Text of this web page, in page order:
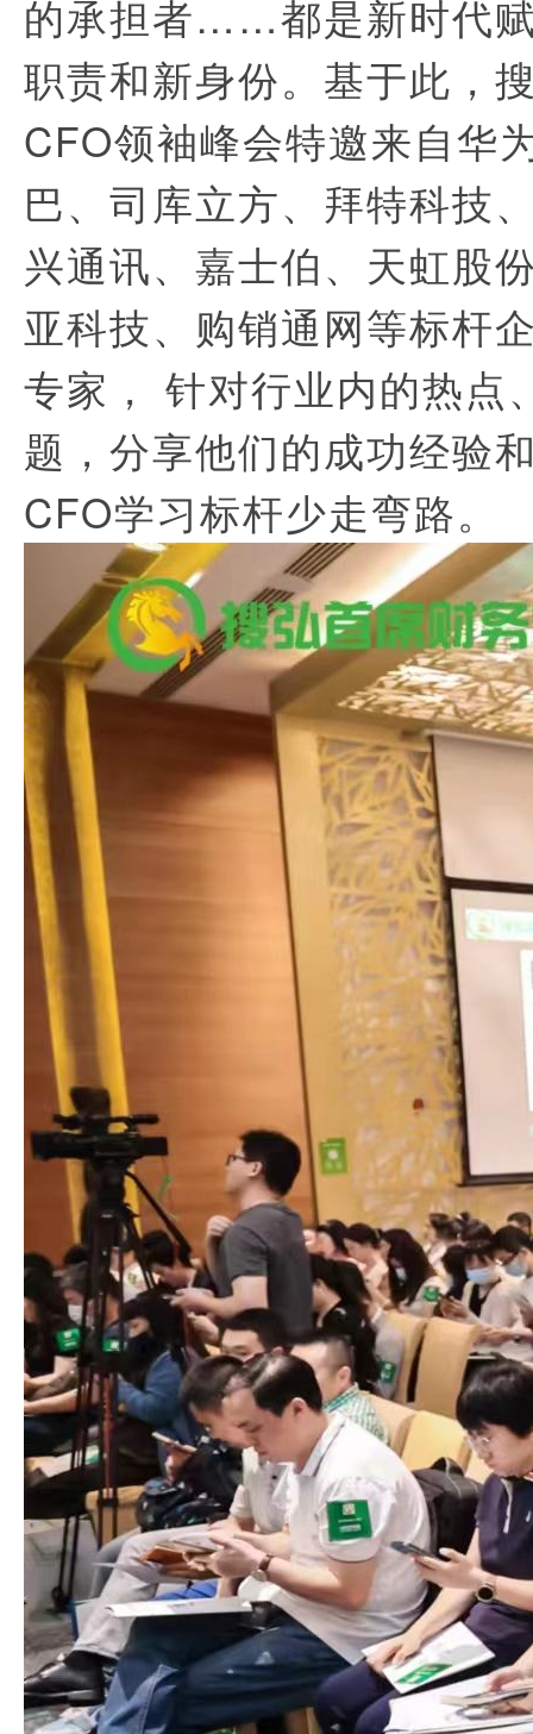
的承担者……都是新时代
职责和新身份。基于此，
CFO领袖峰会特邀来自华
巴、司库立方、拜特科技
兴通讯、嘉士伯、天虹股
亚科技、购销通网等标杆
专家， 针对行业内的热点
题，分享他们的成功经验
CFO学习标杆少走弯路。